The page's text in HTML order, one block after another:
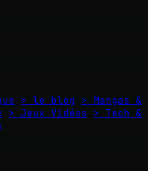
> le blog > Mangas &
> Jeux Vidéos
> Tech &